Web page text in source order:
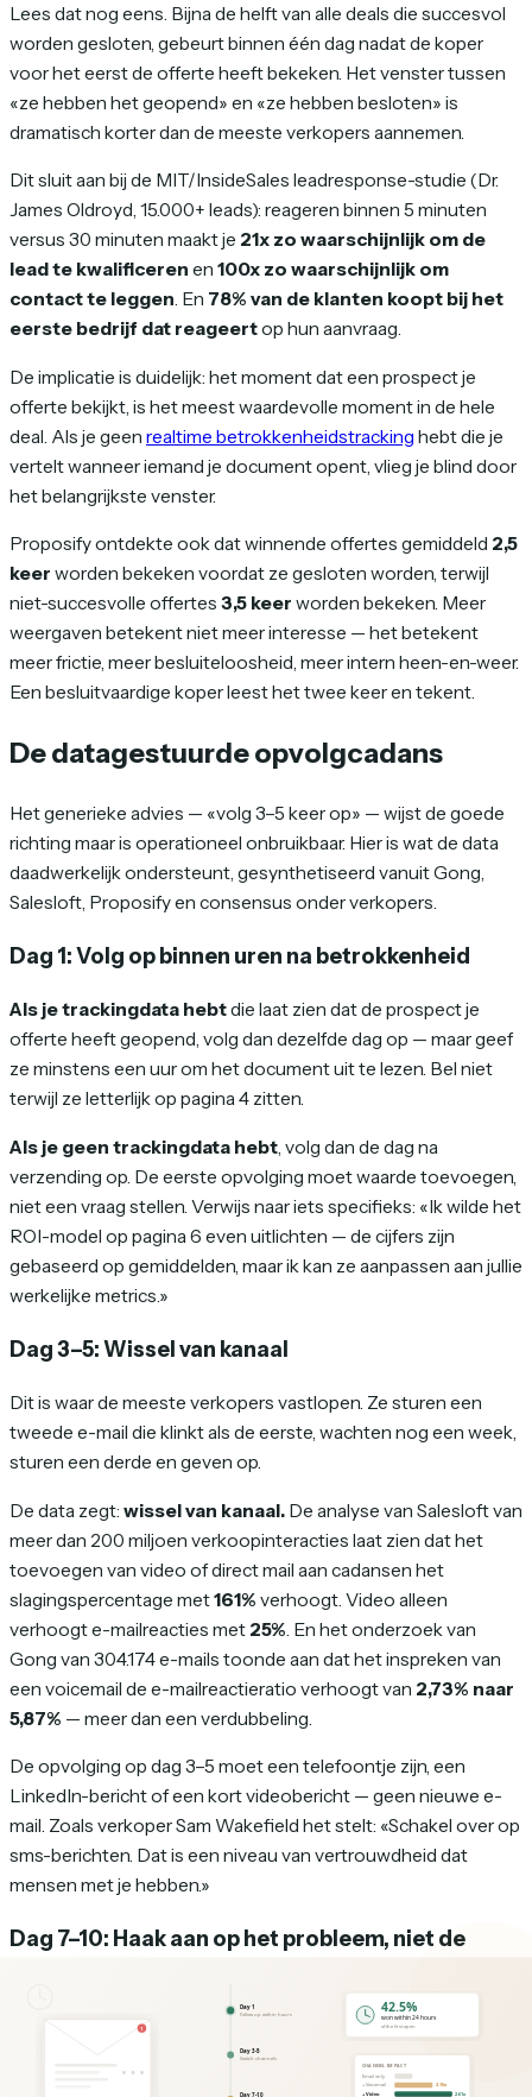
Lees dat nog eens. Bijna de helft van alle deals die succesvol
worden gesloten, gebeurt binnen één dag nadat de koper
voor het eerst de offerte heeft bekeken. Het venster tussen
«ze hebben het geopend» en «ze hebben besloten» is
dramatisch korter dan de meeste verkopers aannemen.
Dit sluit aan bij de MIT/InsideSales leadresponse-studie (Dr.
James Oldroyd, 15.000+ leads): reageren binnen 5 minuten
versus 30 minuten maakt je 21x zo waarschijnlijk om de
lead te kwalificeren en 100x zo waarschijnlijk om
contact te leggen. En 78% van de klanten koopt bij het
eerste bedrijf dat reageertop hun aanvraag.
De implicatie is duidelijk: het moment dat een prospect je
offerte bekijkt, is het meest waardevolle moment in de hele
deal. Als je geen realtime betrokkenheidstracking hebt die je
vertelt wanneer iemand je document opent, vlieg je blind door
het belangrijkste venster.
Proposify ontdekte ook dat winnende offertes gemiddeld 2,5
keer worden bekeken voordat ze gesloten worden, terwijl
niet-succesvolle offertes 3,5 keer worden bekeken. Meer
weergaven betekent niet meer interesse — het betekent
meer frictie, meer besluiteloosheid, meer intern heen-en-weer.
Een besluitvaardige koper leest het twee keer en tekent.
De datagestuurde opvolgcadans
Het generieke advies — «volg 3–5 keer op» — wijst de goede
richting maar is operationeel onbruikbaar. Hier is wat de data
daadwerkelijk ondersteunt, gesynthetiseerd vanuit Gong,
Salesloft, Proposify en consensus onder verkopers.
Dag 1: Volg op binnen uren na betrokkenheid
Als je trackingdata hebtdie laat zien dat de prospect je
offerte heeft geopend, volg dan dezelfde dag op — maar geef
ze minstens een uur om het document uit te lezen. Bel niet
terwijl ze letterlijk op pagina 4 zitten.
Als je geen trackingdata hebt, volg dan de dag na
verzending op. De eerste opvolging moet waarde toevoegen,
niet een vraag stellen. Verwijs naar iets specifieks: «Ik wilde het
ROI-model op pagina 6 even uitlichten — de cijfers zijn
gebaseerd op gemiddelden, maar ik kan ze aanpassen aan jullie
werkelijke metrics.»
Dag 3–5: Wissel van kanaal
Dit is waar de meeste verkopers vastlopen. Ze sturen een
tweede e-mail die klinkt als de eerste, wachten nog een week,
sturen een derde en geven op.
De data zegt: wissel van kanaal. De analyse van Salesloft van
meer dan 200 miljoen verkoopinteracties laat zien dat het
toevoegen van video of direct mail aan cadansen het
slagingspercentage met161% verhoogt. Video alleen
verhoogt e-mailreacties met 25% . En het onderzoek van
Gong van 304.174 e-mails toonde aan dat het inspreken van
een voicemail de e-mailreactieratio verhoogt van 2,73% naar
5,87% — meer dan een verdubbeling.
De opvolging op dag 3–5 moet een telefoontje zijn, een
LinkedIn-bericht of een kort videobericht — geen nieuwe e-
mail. Zoals verkoper Sam Wakefield het stelt: «Schakel over op
sms-berichten. Dat is een niveau van vertrouwdheid dat
mensen met je hebben.»
Dag 7–10: Haak aan op het probleem, niet de
Als je op je eerste twee contactmomenten geen reactie hebt
gekregen, is de framing van de offerte niet geland. Stuur hem
niet opnieuw. Haak aan op het onderliggende probleem.